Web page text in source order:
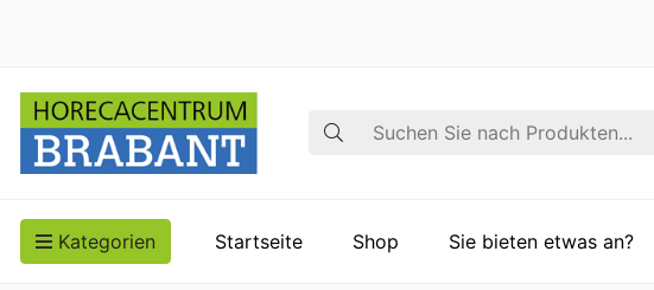
Suche
Kategorien Startseite Shop Sie bieten etwas an?